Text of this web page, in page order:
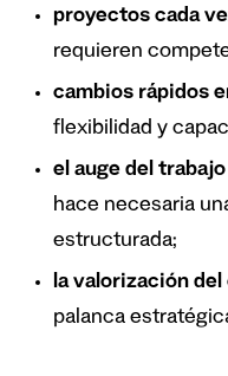
proyectos cada
requieren
cambios rápidos
flexibilidad y
el auge del
hace necesaria
estructurada;
la valorización
palanca